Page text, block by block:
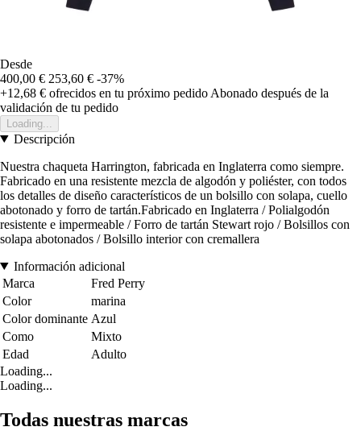
Desde
400,00 € 253,60 € -37%
+12,68 € ofrecidos en tu próximo pedido Abonado después de la
validación de tu pedido
Loading...
Descripción
Nuestra chaqueta Harrington, fabricada en Inglaterra como siempre.
Fabricado en una resistente mezcla de algodón y poliéster, con todos
los detalles de diseño característicos de un bolsillo con solapa, cuello
abotonado y forro de tartán.Fabricado en Inglaterra / Polialgodón
resistente e impermeable / Forro de tartán Stewart rojo / Bolsillos con
solapa abotonados / Bolsillo interior con cremallera
Información adicional
Marca
Fred Perry
Color
marina
Color dominante Azul
Como
Mixto
Edad
Adulto
Loading...
Loading...
Todas nuestras marcas